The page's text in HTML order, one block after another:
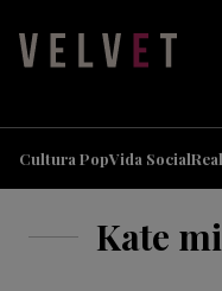
Cultura PopVida Social
Kate